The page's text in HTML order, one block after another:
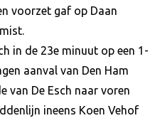
voorzet gaf op Daan
in de 23e minuut op een 1-
aanval van Den Ham
van De Esch naar voren
ineens Koen Vehof